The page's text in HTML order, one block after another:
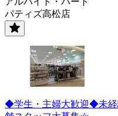
パティズ高松店
◆学生・主婦大歓迎◆未経